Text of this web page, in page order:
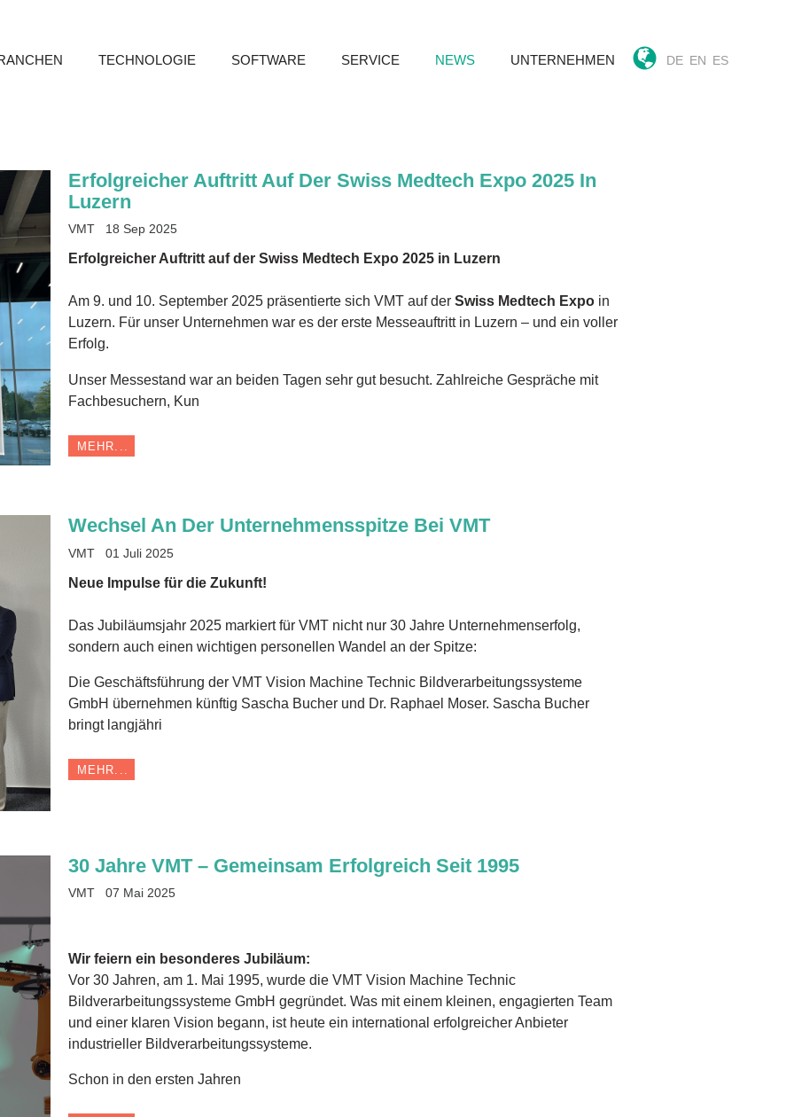
TECHNOLOGIE SOFTWARE SERVICE NEWS UNTERNEHMEN DE EN ES
Erfolgreicher Auftritt Auf Der Swiss Medtech Expo 2025 In
Luzern
VMT 18 Sep 2025
Erfolgreicher Auftritt auf der Swiss Medtech Expo 2025 in Luzern
Am 9. und 10. September 2025 präsentierte sich VMT auf derSwiss Medtech Expo in
Luzern. Für unser Unternehmen war es der erste Messeauftritt in Luzern – und ein voller
Erfolg.
Unser Messestand war an beiden Tagen sehr gut besucht. Zahlreiche Gespräche mit
Fachbesuchern, Kun
MEHR...
Wechsel An Der Unternehmensspitze Bei VMT
VMT01 Juli 2025
Neue Impulse für die Zukunft!
Das Jubiläumsjahr 2025 markiert für VMT nicht nur 30 Jahre Unternehmenserfolg,
sondern auch einen wichtigen personellen Wandel an der Spitze:
Die Geschäftsführung der VMT Vision Machine Technic Bildverarbeitungssysteme
GmbH übernehmen künftig Sascha Bucher und Dr. Raphael Moser. Sascha Bucher
bringt langjähri
MEHR...
30 Jahre VMT – Gemeinsam Erfolgreich Seit 1995
VMT07 Mai 2025
Wir feiern ein besonderes Jubiläum:
Vor 30 Jahren, am 1. Mai 1995, wurde die VMT Vision Machine Technic
Bildverarbeitungssysteme GmbH gegründet. Was mit einem kleinen, engagierten Team
und einer klaren Vision begann, ist heute ein international erfolgreicher Anbieter
industrieller Bildverarbeitungssysteme.
Schon in den ersten Jahren